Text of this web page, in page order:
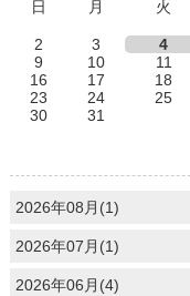
日
月 火
2
3 4
9
10 11
16
17 18
23
24 25
30
31
2026年08月(1)
2026年07月(1)
2026年06月(4)